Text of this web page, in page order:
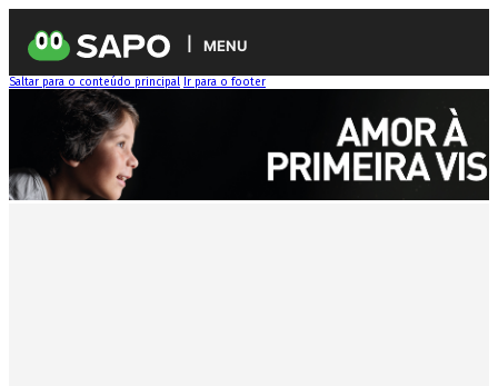
MENU
Saltar para o conteúdo principal Ir para o footer